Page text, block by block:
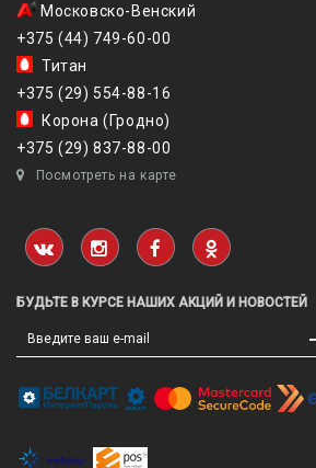
Московско-Венский
+375 (44) 749-60-00
Титан
+375 (29) 554-88-16
Корона (Гродно)
+375 (29) 837-88-00
Посмотреть на карте
БУДЬТЕ В КУРСЕ НАШИХ АКЦИЙ И НОВОСТЕЙ